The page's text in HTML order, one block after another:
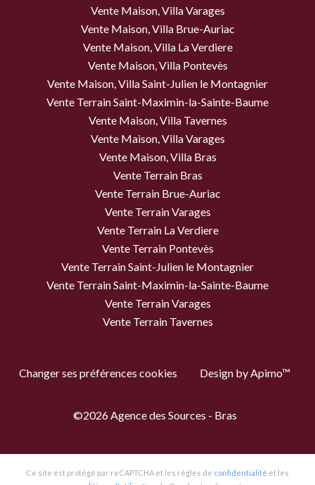
Vente Maison, Villa Varages
Vente Maison, Villa Brue-Auriac
Vente Maison, Villa La Verdiere
Vente Maison, Villa Pontevès
Vente Maison, Villa Saint-Julien le Montagnier
Vente Terrain Saint-Maximin-la-Sainte-Baume
Vente Maison, Villa Tavernes
Vente Maison, Villa Varages
Vente Maison, Villa Bras
Vente Terrain Bras
Vente Terrain Brue-Auriac
Vente Terrain Varages
Vente Terrain La Verdiere
Vente Terrain Pontevès
Vente Terrain Saint-Julien le Montagnier
Vente Terrain Saint-Maximin-la-Sainte-Baume
Vente Terrain Varages
Vente Terrain Tavernes
Changer ses préférences cookies Design byApimo™
©2026 Agence des Sources - Bras
Ce site est protégé par reCAPTCHA et les règles de confidentialité et les